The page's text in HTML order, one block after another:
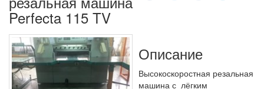
Perfecta 115 TV
Описание
Высокоскоростная резальная
машина с лёгким